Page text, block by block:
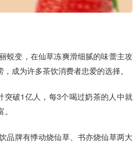
蜕变，在仙草冻爽滑细腻的味蕾主攻
成为许多茶饮消费者忠爱的选择。
破1亿人，每3个喝过奶茶的人中就
品牌有悸动烧仙草、书亦烧仙草两大